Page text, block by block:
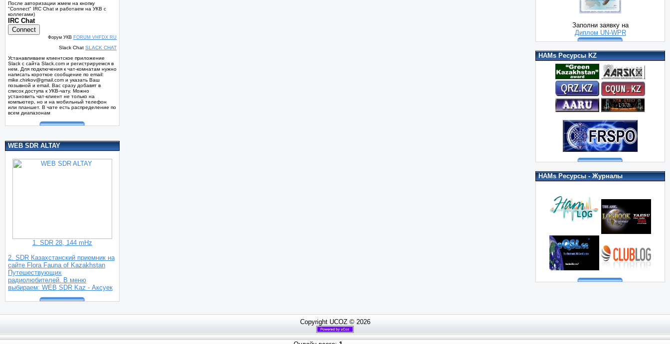
После авторизации жмем на кнопку
"Connect" IRC Chat и работаем на УКВ с
коллегами)
IRC Chat
Форум УКВ FORUM VHFDX RU
Slack Chat SLACK CHAT
Устанавливаем клиентское приложение
Slack с сайта Slack.com и регистрируемся в
нем. Для подключения к чат-комнатам нужно
написать короткое сообщение по email:
mike.chirkov@gmail.com и указать Ваш
позывной и email. Вас сразу добавят в
список доступа к УКВ-чату. Можно
установить чат-клиент не только на
компьютер, но и на мобильный телефон
или планшет. В чате есть распределение по
всем диапазонам
WEB SDR ALTAY
1. SDR 28, 144 mHz
2. SDR Казахстанский приемник на
сайте Flora Fauna of Kazakhstan
Путешествующих
радиолюбителей. В меню
выбираем: WEB SDR Kaz - Аксуек
Заполни заявку на
Диплом UN-WPR
HAMs Ресурсы KZ
HAMs Ресурсы - Журналы
Copyright UCOZ © 2026